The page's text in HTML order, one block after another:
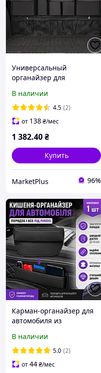
Универсальный
органайзер для
UFT Carorganizer 9
В наличии
4.5 (2)
от 138₴/мес
1 382.40₴
Купить
MarketPlus 96%
Карман-органайзер для
автомобиля из
искусственной кожи
В наличии
5.0 (2)
от44₴/мес